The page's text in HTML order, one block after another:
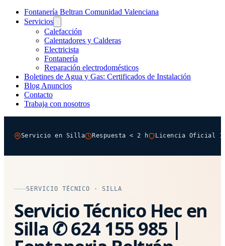
Fontanería Beltran Comunidad Valenciana
Servicios
Calefacción
Calentadores y Calderas
Electricista
Fontanería
Reparación electrodomésticos
Boletines de Agua y Gas: Certificados de Instalación
Blog Anuncios
Contacto
Trabaja con nosotros
Servicio en Silla Respuesta < 2 h Licencia Oficial
SERVICIO TÉCNICO · SILLA
Servicio Técnico Hec en
Silla ✆ 624 155 985 |